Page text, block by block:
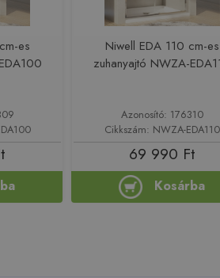
es
Niwell EDA 110 cm-es
zuhanyajtó NWZA-
Azonosító: 176310
Cikkszám: NWZA-EDA110
69 990 Ft
Kosárba